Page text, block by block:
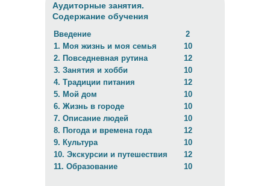
Аудиторные занятия.
Содержание обучения
Введение
1. Моя жизнь и моя семья
2. Повседневная рутина
3. Занятия и хобби
4. Традиции питания
5. Мой дом
6. Жизнь в городе
7. Описание людей
8. Погода и времена года
9. Культура
10. Экскурсии и путешествия
11. Образование
2
10
12
10
12
10
10
10
12
10
12
10